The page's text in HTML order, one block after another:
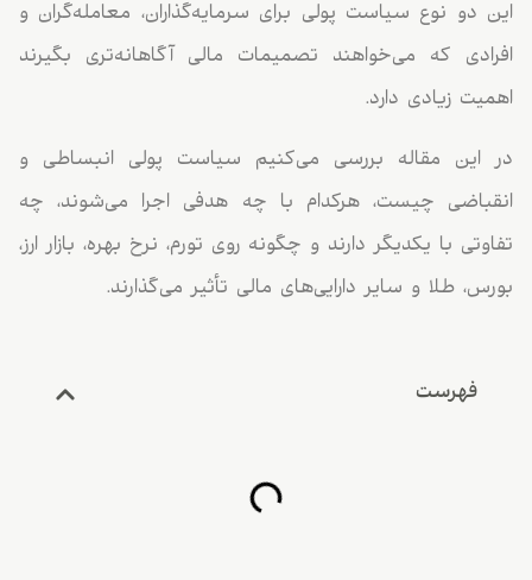
این دو نوع سیاست پولی برای سرمایه‌گذاران، معامله‌گران و
افرادی که می‌خواهند تصمیمات مالی آگاهانه‌تری بگیرند
اهمیت زیادی دارد.
در این مقاله بررسی می‌کنیم سیاست پولی انبساطی و
انقباضی چیست، هرکدام با چه هدفی اجرا می‌شوند، چه
تفاوتی با یکدیگر دارند و چگونه روی تورم، نرخ بهره، بازار ارز،
بورس، طلا و سایر دارایی‌های مالی تأثیر می‌گذارند.
فهرست